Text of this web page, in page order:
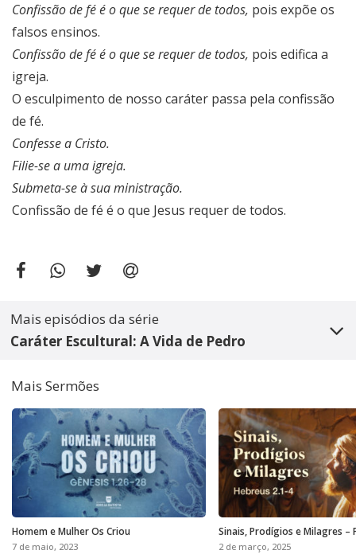
Confissão de fé é o que se requer de todos, pois expõe os
falsos ensinos.
Confissão de fé é o que se requer de todos, pois edifica a
igreja.
O esculpimento de nosso caráter passa pela confissão
de fé.
Confesse a Cristo.
Filie-se a uma igreja.
Submeta-se à sua ministração.
Confissão de fé é o que Jesus requer de todos.
Mais episódios da série
Caráter Escultural: A Vida de Pedro
Mais Sermões
Homem e Mulher Os Criou
7 de maio, 2023
Sinais, Prodígios e Milagres –
2 de março, 2025